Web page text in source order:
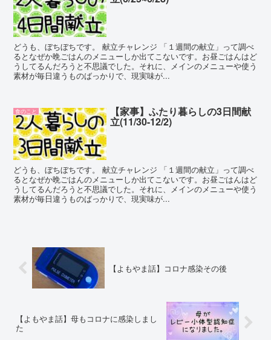
どうも、ぼちぼちです。 献立チャレンジ 「１週間の献立」って調べ
るとなぜか晩ごはんのメニューしか出てこないです。お昼ごはんはど
うしてるんだろうと不思議でした。それに、メインのメニューや使う
素材が毎日違うものばっかりで、現実味が...
食のこと 【家事】ふたり暮らしの3日間献
立(11/30-12/2)
どうも、ぼちぼちです。 献立チャレンジ 「１週間の献立」って調べ
るとなぜか晩ごはんのメニューしか出てこないです。お昼ごはんはど
うしてるんだろうと不思議でした。それに、メインのメニューや使う
素材が毎日違うものばっかりで、現実味が...
【よもやま話】コロナ感染その後
【よもやま話】母もコロナに感染しまし
た